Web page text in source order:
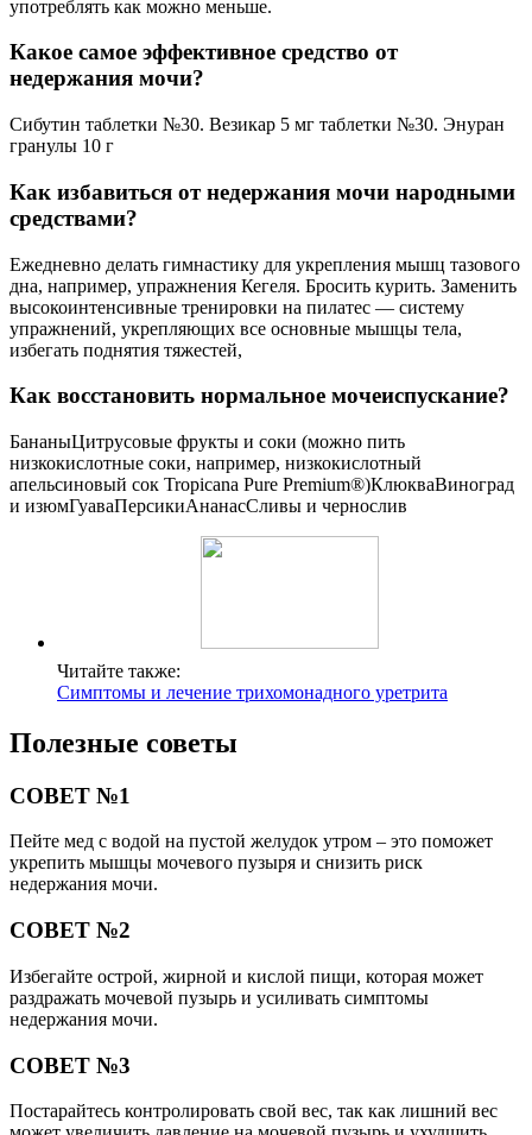
употреблять как можно меньше.
Какое самое эффективное средство от
недержания мочи?
Сибутин таблетки №30. Везикар 5 мг таблетки №30. Энуран
гранулы 10 г
Как избавиться от недержания мочи народными
средствами?
Ежедневно делать гимнастику для укрепления мышц тазового
дна, например, упражнения Кегеля. Бросить курить. Заменить
высокоинтенсивные тренировки на пилатес — систему
упражнений, укрепляющих все основные мышцы тела,
избегать поднятия тяжестей,
Как восстановить нормальное мочеиспускание?
БананыЦитрусовые фрукты и соки (можно пить
низкокислотные соки, например, низкокислотный
апельсиновый сок Tropicana Pure Premium®)КлюкваВиноград
и изюмГуаваПерсикиАнанасСливы и чернослив
Читайте также:
Симптомы и лечение трихомонадного уретрита
Полезные советы
СОВЕТ №1
Пейте мед с водой на пустой желудок утром – это поможет
укрепить мышцы мочевого пузыря и снизить риск
недержания мочи.
СОВЕТ №2
Избегайте острой, жирной и кислой пищи, которая может
раздражать мочевой пузырь и усиливать симптомы
недержания мочи.
СОВЕТ №3
Постарайтесь контролировать свой вес, так как лишний вес